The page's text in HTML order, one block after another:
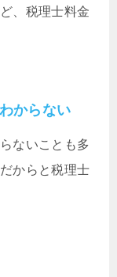
、税理士料金
からない
ないことも多
からと税理士